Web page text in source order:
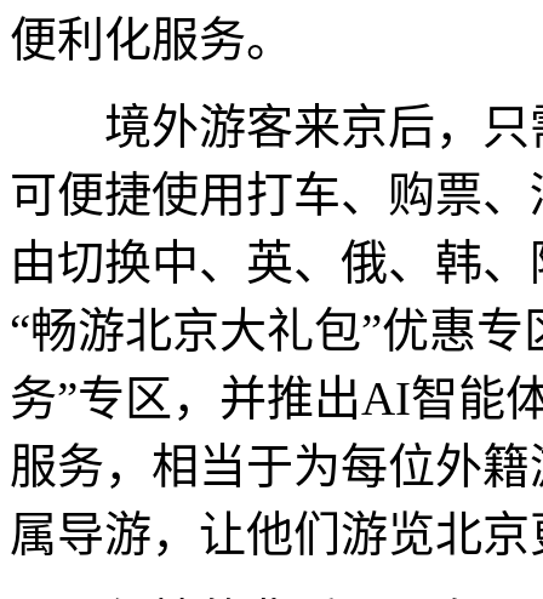
便利化服务。
境外游客来京后，只
可便捷使用打车、购票
由切换中、英、俄、韩
“畅游北京大礼包”优惠
务”专区，并推出AI智能
服务，相当于为每位外
属导游，让他们游览北